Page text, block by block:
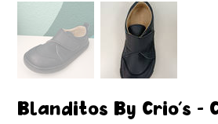
Blanditos By Crio's -